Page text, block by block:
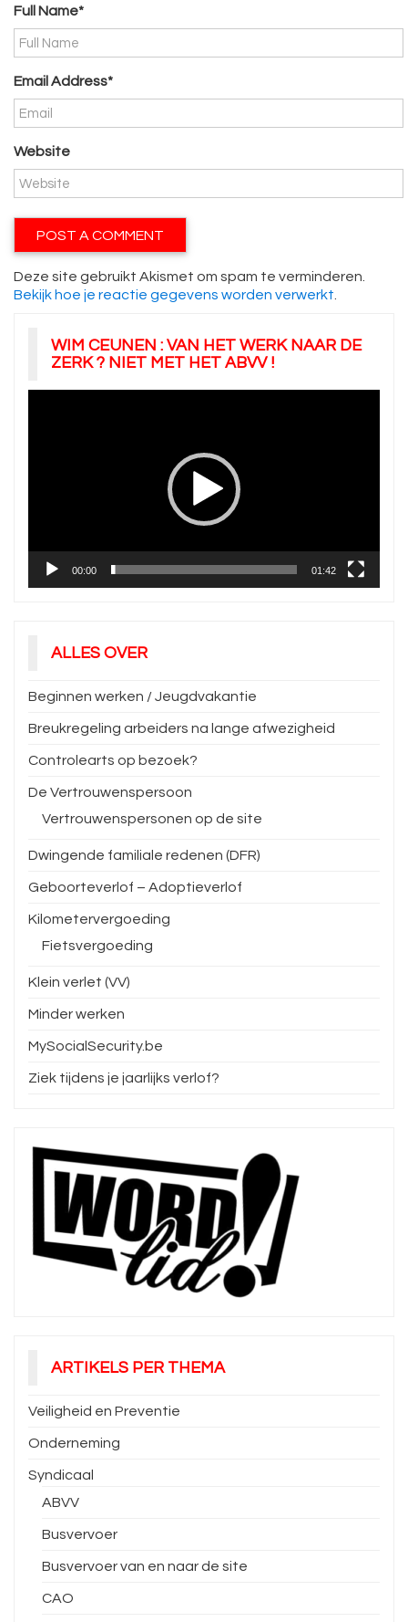
Full Name*
Email Address*
Website
Deze site gebruikt Akismet om spam te verminderen.
Bekijk hoe je reactie gegevens worden verwerkt.
WIM CEUNEN : VAN HET WERK NAAR DE
ZERK ? NIET MET HET ABVV !
00:00 01:42
ALLES OVER
Beginnen werken / Jeugdvakantie
Breukregeling arbeiders na lange afwezigheid
Controlearts op bezoek?
De Vertrouwenspersoon
Vertrouwenspersonen op de site
Dwingende familiale redenen (DFR)
Geboorteverlof – Adoptieverlof
Kilometervergoeding
Fietsvergoeding
Klein verlet (VV)
Minder werken
MySocialSecurity.be
Ziek tijdens je jaarlijks verlof?
ARTIKELS PER THEMA
Veiligheid en Preventie
Onderneming
Syndicaal
ABVV
Busvervoer
Busvervoer van en naar de site
CAO